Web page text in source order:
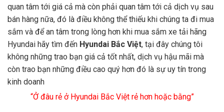
quan tâm tới giá cả mà còn phải quan tâm tới cả dịch vụ sau
bán hàng nữa, đó là điều không thể thiếu khi chúng ta đi mua
sắm và để an tâm trong lòng hơn khi mua sắm xe tải hãng
Hyundai hãy tìm đến Hyundai Bắc Việt, tại đây chúng tôi
không những trao bạn giá cả tốt nhất, dịch vụ hậu mãi mà
còn trao bạn những điều cao quý hơn đó là sự uy tín trong
kinh doanh
“Ở đâu rẻ ở Hyundai Bắc Việt rẻ hơn hoặc bằng”